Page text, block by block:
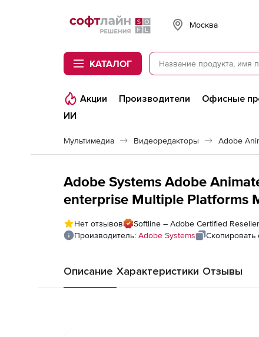
Softline
Москва
КАТАЛОГ
Акции Производители Офисные
ИИ
Мультимедиа Видеоредакторы Adobe
Adobe Systems Adobe
enterprise Multiple Platforms
VIP Select 3 year commit
Нет отзывов
Softline – Adobe Certified Reseller
Производитель: Adobe Systems Скопировать
Описание Характеристики Отзывы